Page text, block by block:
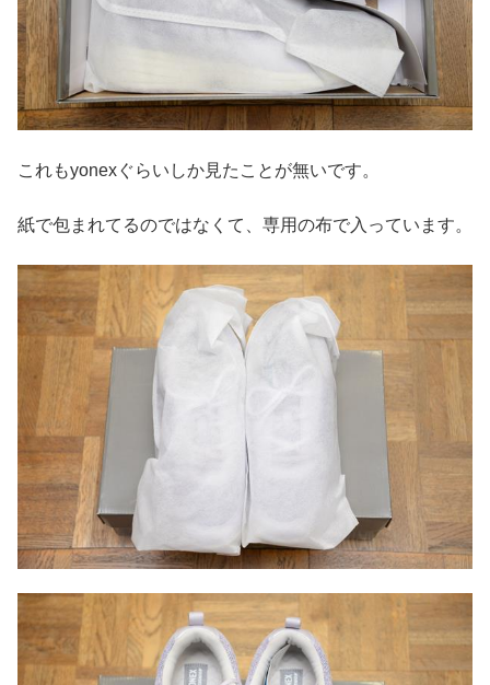
これもyonexぐらいしか見たことが無いです。
紙で包まれてるのではなくて、専用の布で入っています。